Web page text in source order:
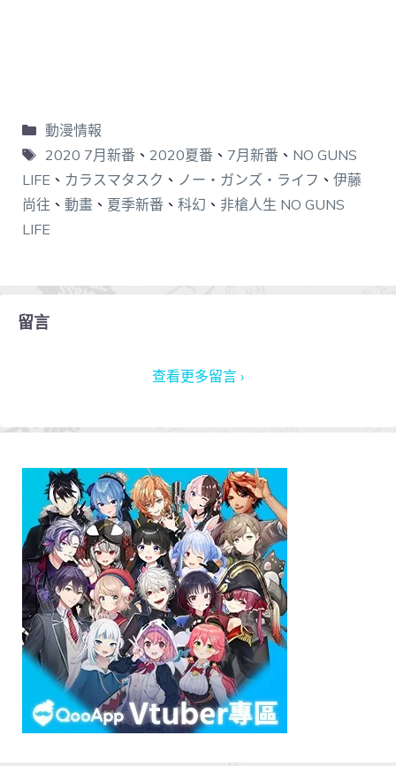
動漫情報
2020 7月新番 、 2020夏番 、 7月新番 、 NO GUNS
LIFE 、 カラスマタスク 、 ノー・ガンズ・ライフ 、 伊藤
尚往 、 動畫 、 夏季新番 、 科幻 、 非槍人生 NO GUNS
LIFE
留言
查看更多留言 ›